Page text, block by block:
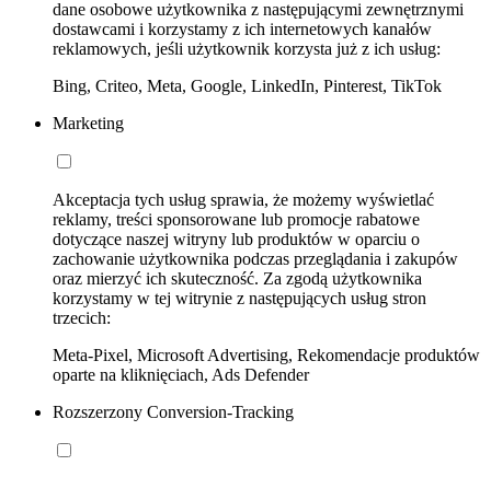
dane osobowe użytkownika z następującymi zewnętrznymi
dostawcami i korzystamy z ich internetowych kanałów
reklamowych, jeśli użytkownik korzysta już z ich usług:
Bing, Criteo, Meta, Google, LinkedIn, Pinterest, TikTok
Marketing
Akceptacja tych usług sprawia, że możemy wyświetlać
reklamy, treści sponsorowane lub promocje rabatowe
dotyczące naszej witryny lub produktów w oparciu o
zachowanie użytkownika podczas przeglądania i zakupów
oraz mierzyć ich skuteczność. Za zgodą użytkownika
korzystamy w tej witrynie z następujących usług stron
trzecich:
Meta-Pixel, Microsoft Advertising, Rekomendacje produktów
oparte na kliknięciach, Ads Defender
Rozszerzony Conversion-Tracking